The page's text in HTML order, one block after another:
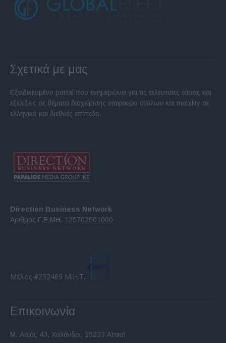
Σχετικά με μας
Εξειδικευμένο portal που ενημερώνει για τις τελευταίες τάσεις και
εξελίξεις σε θέματα διαχείρισης εταιρικών στόλων και mobility σε
ελληνικό και διεθνές επίπεδο.
Direction Business Network
Αριθμός Γ.Ε.ΜΗ. 125702501000
Μέλος #232469 Μ.Η.Τ.
Επικοινωνία
Μ. Ασίας 43, Χαλάνδρι, 15233 Αττική